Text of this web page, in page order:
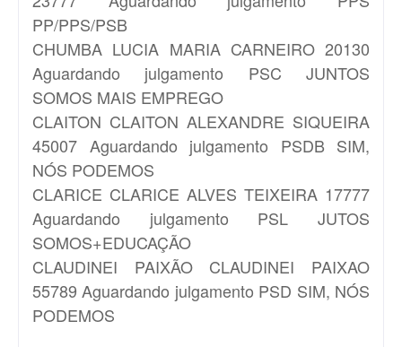
PP/PPS/PSB
CHUMBA LUCIA MARIA CARNEIRO 20130
Aguardando julgamento PSC JUNTOS
SOMOS MAIS EMPREGO
CLAITON CLAITON ALEXANDRE SIQUEIRA
45007 Aguardando julgamento PSDB SIM,
NÓS PODEMOS
CLARICE CLARICE ALVES TEIXEIRA 17777
Aguardando julgamento PSL JUTOS
SOMOS+EDUCAÇÃO
CLAUDINEI PAIXÃOCLAUDINEI PAIXAO
55789 Aguardando julgamento PSD SIM, NÓS
PODEMOS